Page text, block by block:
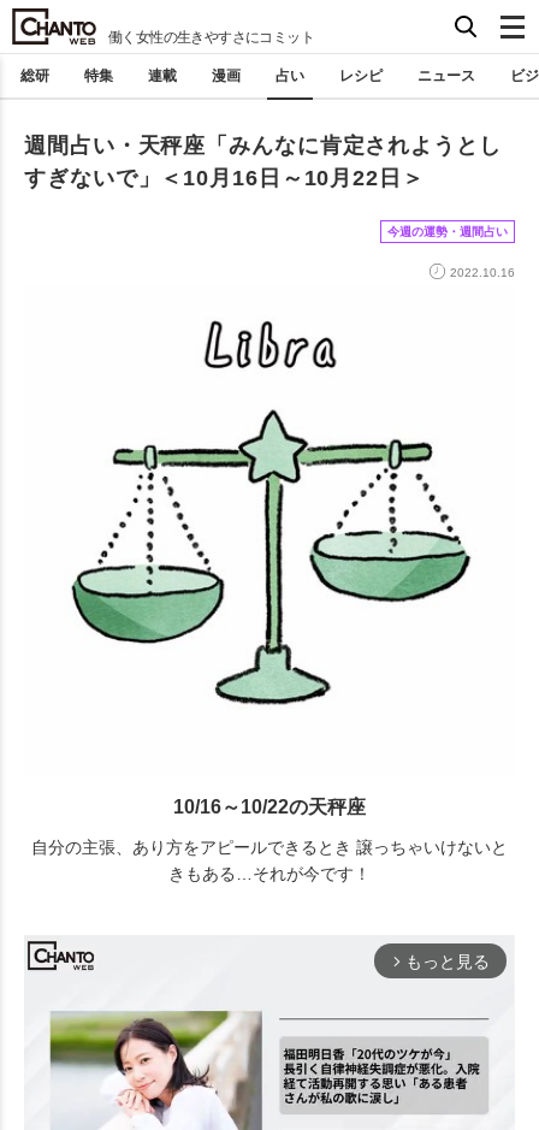
働く女性の生きやすさにコミット
総研 特集 連載 漫画 占い レシピ ニュース ビ
週間占い・天秤座「みんなに肯定されようとし
すぎないで」＜10月16日～10月22日＞
今週の運勢・週間占い
2022.10.16
10/16～10/22の天秤座
自分の主張、あり方をアピールできるとき 譲っちゃいけないと
きもある…それが今です！
arrow_forward_ios もっと見る